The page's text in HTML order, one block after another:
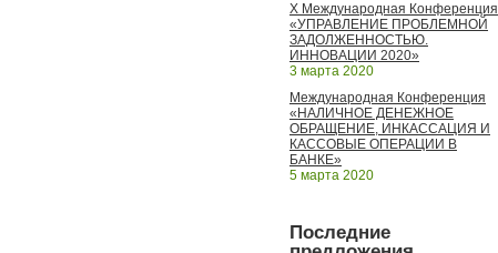
X Международная Конференция
«УПРАВЛЕНИЕ ПРОБЛЕМНОЙ
ЗАДОЛЖЕННОСТЬЮ.
ИННОВАЦИИ 2020»
3 марта 2020
Международная Конференция
«НАЛИЧНОЕ ДЕНЕЖНОЕ
ОБРАЩЕНИЕ, ИНКАССАЦИЯ И
КАССОВЫЕ ОПЕРАЦИИ В
БАНКЕ»
5 марта 2020
Последние